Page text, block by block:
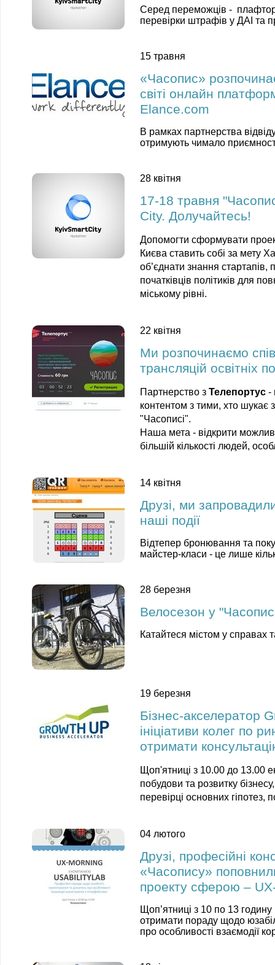
Серед переможців -
перевірки штрафів у ДАІ та
15 травня
«Часопис»
світі онлайн
Elance.com
В рамках партнерства
отримують чимало
28 квітня
17-18 травня
City. Долучайтесь!
Допомогти сформувати
Києва ставить собі за мету
об’єднати знання стартапів,
початківців політиків для
міському рівні.
22 квітня
Ми розпочинаємо
трансляцій
Партнерство з Телепортус -
контентом з тими, хто шукає
"Часописі".
Наша мета - відкрити
більшій кількості людей,
14 квітня
Друзі, ми
наші події
Відтепер бронювання та
майстер-класи - це лише
28 березня
Велосезон у
Катайтеся містом у
19 березня
Бізнес-акселератор
ініціативи колег по
отримати
Щоп'ятниці з 10.00 до 13.00
побудови та розвитку
перевірці основних гіпотез,
04 лютого
Друзі, професійні
«Часопису»
проекту сферою –
Щоп’ятниці з 10 по 13
отримати пораду щодо
про особливості взаємодії